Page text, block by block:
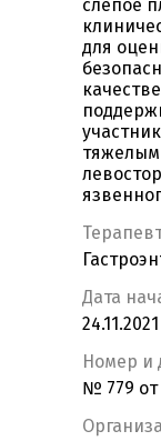
слепое
для
Дата
Номер и
№ 779 от